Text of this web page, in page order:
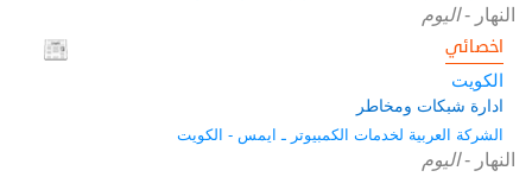
النهار -اليوم
اخصائي
الكويت
ادارة شبكات ومخاطر
الشركة العربية لخدمات الكمبيوتر ـ ايمس - الكويت
النهار -اليوم